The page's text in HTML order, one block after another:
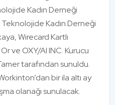
Kadın Derneği
Kadın Derneği
Wirecard Kartlı
ve OXY/AI INC. Kurucu
tarafından sunuldu.
bir ila altı ay
olanağı sunulacak.